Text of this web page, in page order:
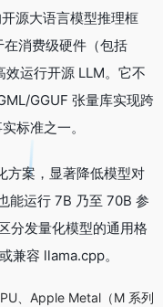
源大语言模型推理框
消费级硬件（包括
运行开源 LLM。它不
GGUF 张量库实现跨
标准之一。
案，显著降低模型对
能运行 7B 乃至 70B 参
分发量化模型的通用格
兼容 llama.cpp。
、Apple Metal（M 系列